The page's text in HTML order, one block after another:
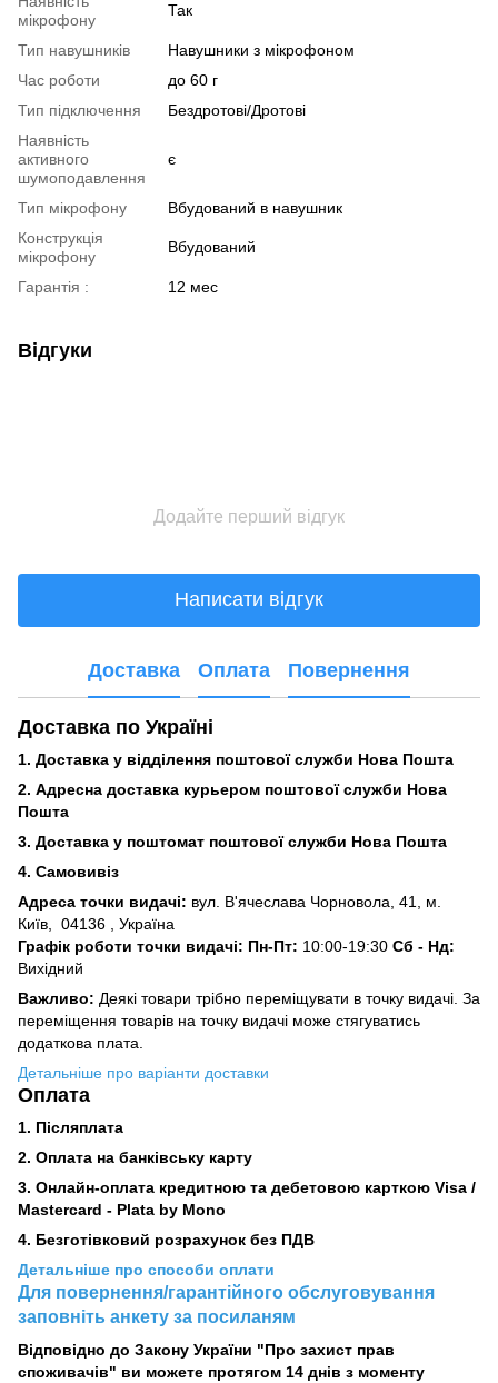
мікрофону
Так
Тип навушників
Навушники з мікрофоном
Час роботи
до 60 г
Тип підключення
Бездротові/Дротові
Наявність
активного
шумоподавлення
є
Тип мікрофону
Вбудований в навушник
Конструкція
мікрофону
Вбудований
Гарантія : 12 мес
Відгуки
Додайте перший відгук
Написати відгук
Доставка Оплата Повернення
Доставка по Україні
1. Доставка у відділення поштової служби Нова Пошта
2. Адресна доставка курьером поштової служби Нова
Пошта
3. Доставка у поштомат поштової служби Нова Пошта
4. Самовивіз
Адреса точки видачі: вул. В'ячеслава Чорновола, 41, м.
Київ,
04136 , Україна
Графік роботи точки видачі: Пн-Пт: 10:00-19:30 Сб - Нд:
Вихідний
Важливо: Деякі товари трібно переміщувати в точку видачі. За
переміщення товарів на точку видачі може стягуватись
додаткова плата.
Детальніше про варіанти доставки
Оплата
1. Післяплата
2. Оплата на банківську карту
3. Онлайн-оплата кредитною та дебетовою карткою Visa /
Mastercard - Plata by Mono
4. Безготівковий розрахунок без ПДВ
Детальніше про способи оплати
Для повернення/гарантійного обслуговування
заповніть анкету за посиланям
Відповідно до Закону України "Про захист прав
споживачів" ви можете протягом 14 днів з моменту